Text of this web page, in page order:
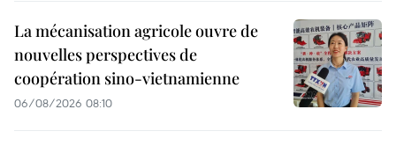
La mécanisation agricole ouvre de
nouvelles perspectives de
coopération sino-vietnamienne
06/08/2026 08:10